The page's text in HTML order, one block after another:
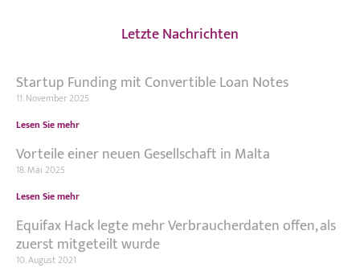
Letzte Nachrichten
Startup Funding mit Convertible Loan Notes
11. November 2025
Lesen Sie mehr
Vorteile einer neuen Gesellschaft in Malta
18. Mai 2025
Lesen Sie mehr
Equifax Hack legte mehr Verbraucherdaten offen, als
zuerst mitgeteilt wurde
10. August 2021